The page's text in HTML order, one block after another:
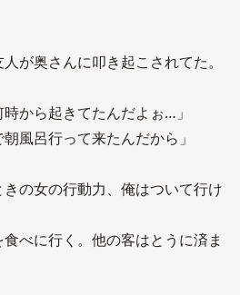
が奥さんに叩き起こされてた。
から起きてたんだよぉ…」
風呂行って来たんだから」
の女の行動力、俺はついて行け
べに行く。他の客はとうに済ま